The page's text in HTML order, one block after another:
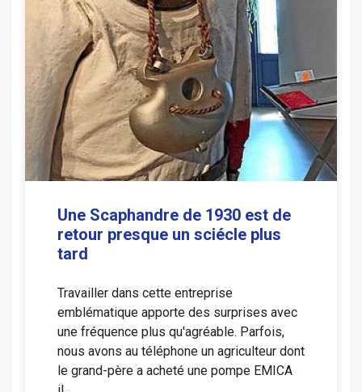
Une Scaphandre de 1930 est de
retour presque un sciécle plus
tard
Travailler dans cette entreprise
emblématique apporte des surprises avec
une fréquence plus qu'agréable. Parfois,
nous avons au téléphone un agriculteur dont
le grand-père a acheté une pompe EMICA